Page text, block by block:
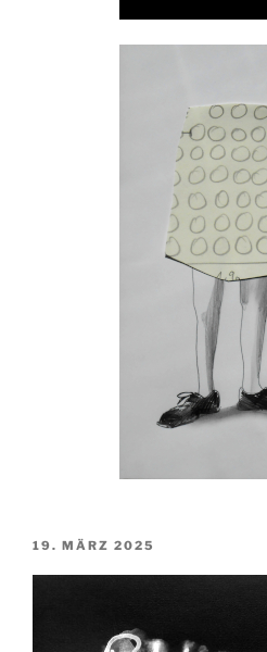
VERÖFFENTLICHT
19. MÄRZ 2025